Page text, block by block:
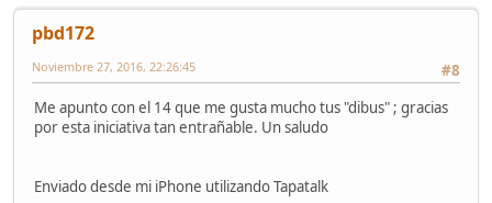
pbd172
#8
Noviembre 27, 2016, 22:26:45
Me apunto con el 14 que me gusta mucho tus "dibus" ; gracias
por esta iniciativa tan entrañable. Un saludo
Enviado desde mi iPhone utilizando Tapatalk